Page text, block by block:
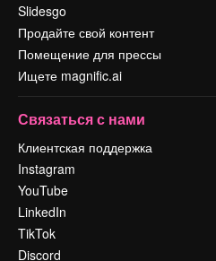
Slidesgo
Продайте свой контент
Помещение для прессы
Ищете magnific.ai
Связаться с нами
Клиентская поддержка
Instagram
YouTube
LinkedIn
TikTok
Discord